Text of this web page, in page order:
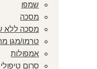
שמפו
מסכה
מסכה ללא
טרמו/מגן
אמפולות
סרום טיפולי